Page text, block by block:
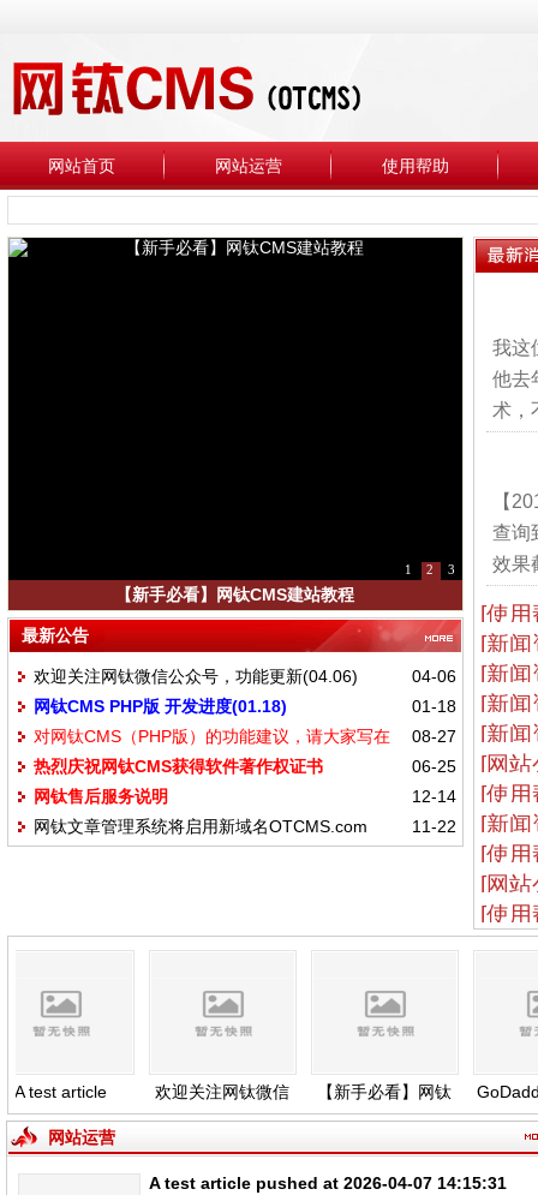
网站首页 网站运营 使用帮助
1 2 3
【新手必看】网钛CMS建站教程
最新公告
04-06
欢迎关注网钛微信公众号，功能更新(04.06)
01-18
网钛CMS PHP版 开发进度(01.18)
08-27
对网钛CMS（PHP版）的功能建议，请大家写在
这里
06-25
热烈庆祝网钛CMS获得软件著作权证书
12-14
网钛售后服务说明
11-22
网钛文章管理系统将启用新域名OTCMS.com
我这
他去
术，
【
查询
效果
[使
[新
[新
[新
[新
[网
[使
[新
[使
[网
[使
test article
at 2026-
07 14:15:31
欢迎关注网钛微信
公众号，功能更新
【新手必看】网钛
CMS建站教程
GoDaddy
中文
网站运营
A test article pushed at 2026-04-07 14:15:31